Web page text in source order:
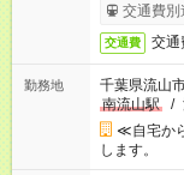
交通費別
交通費 交通
勤務地
千葉県流山
南流山駅
/
≪自宅か
します。